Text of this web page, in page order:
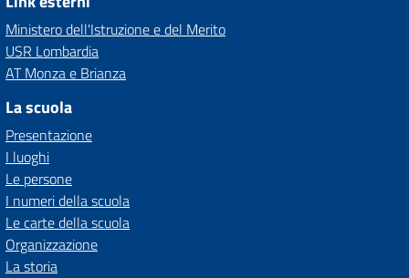
Ministero dell'Istruzione e del Merito
USR Lombardia
AT Monza e Brianza
La scuola
Presentazione
I luoghi
Le persone
I numeri della scuola
Le carte della scuola
Organizzazione
La storia